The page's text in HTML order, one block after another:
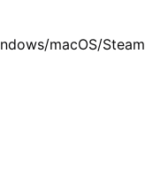
macOS/Steam